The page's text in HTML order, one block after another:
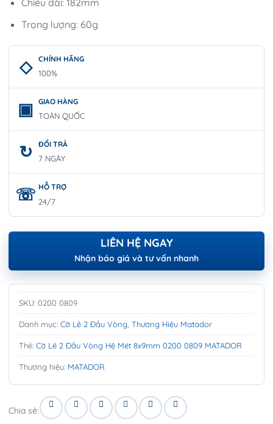
Chiều dài: 182mm
Trọng lượng: 60g
CHÍNH HÃNG
100%
GIAO HÀNG
TOÀN QUỐC
ĐỔI TRẢ
7 NGÀY
HỖ TRỢ
24/7
LIÊN HỆ NGAY
Nhận báo giá và tư vấn nhanh
SKU: 0200 0809
Danh mục: Cờ Lê 2 Đầu Vòng Thương Hiệu Matador
Thẻ: Cờ Lê 2 Đầu Vòng Hệ Mét 8x9mm 0200 0809 MATADOR
Thương hiệu: MATADOR
Chia sẻ: